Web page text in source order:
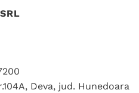
în
Deva, jud. Hunedoara